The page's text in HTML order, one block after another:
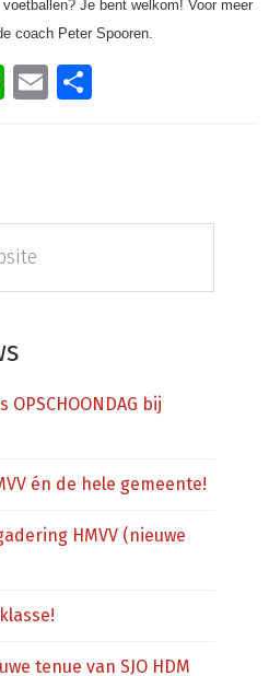
Je bent welkom! Voor meer
coach Peter Spooren.
WhatsApp
Email
bij
én de hele gemeente!
HMVV (nieuwe
tenue van SJO HDM